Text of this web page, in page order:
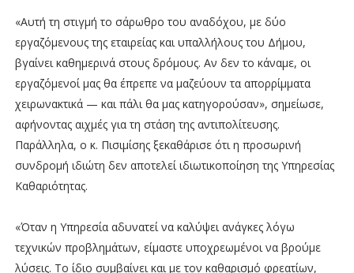
«Αυτή τη στιγμή το σάρωθρο του αναδόχου, με δύο
εργαζόμενους της εταιρείας και υπαλλήλους του Δήμου,
βγαίνει καθημερινά στους δρόμους. Αν δεν το κάναμε, οι
εργαζόμενοί μας θα έπρεπε να μαζεύουν τα απορρίμματα
χειρωνακτικά — και πάλι θα μας κατηγορούσαν», σημείωσε,
αφήνοντας αιχμές για τη στάση της αντιπολίτευσης.
Παράλληλα, ο κ. Πισιμίσης ξεκαθάρισε ότι η προσωρινή
συνδρομή ιδιώτη δεν αποτελεί ιδιωτικοποίηση της Υπηρεσίας
Καθαριότητας.
«Όταν η Υπηρεσία αδυνατεί να καλύψει ανάγκες λόγω
τεχνικών προβλημάτων, είμαστε υποχρεωμένοι να βρούμε
λύσεις. Το ίδιο συμβαίνει και με τον καθαρισμό φρεατίων,